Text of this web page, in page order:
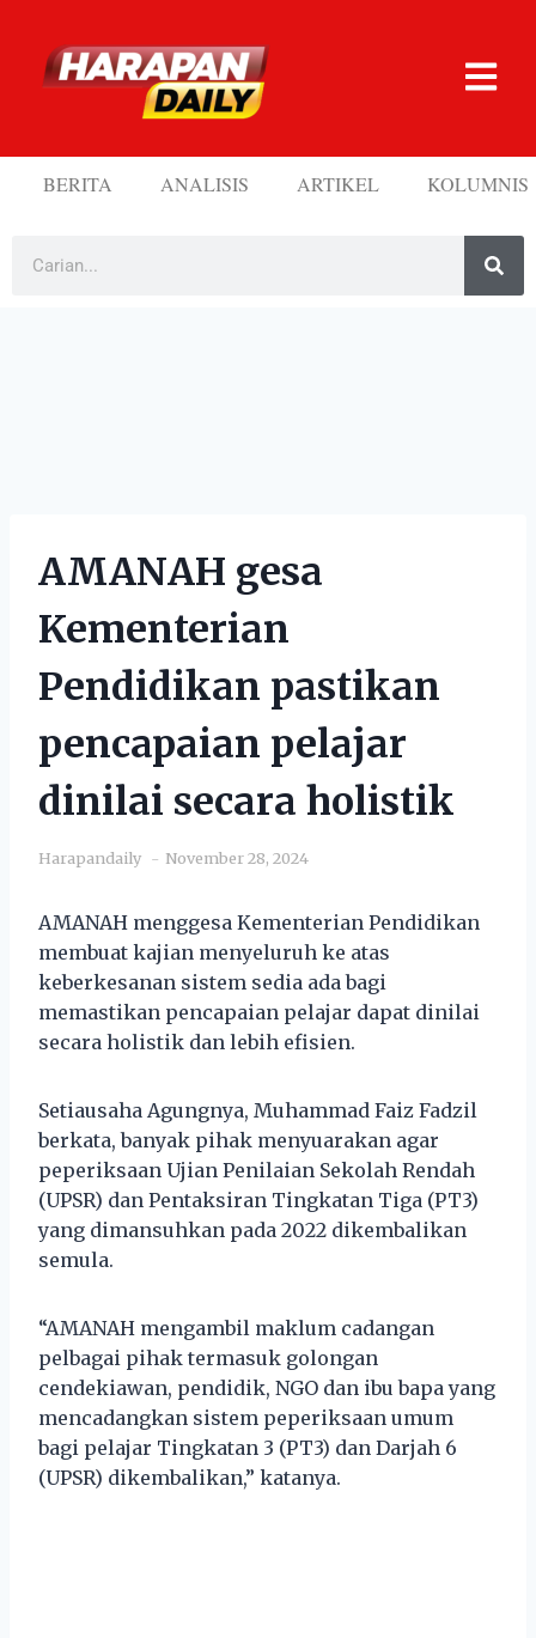
BERITA ANALISIS ARTIKEL KOLUMNIS
AMANAH gesa
Kementerian
Pendidikan pastikan
pencapaian pelajar
dinilai secara holistik
Harapandaily November 28, 2024
AMANAH menggesa Kementerian Pendidikan
membuat kajian menyeluruh ke atas
keberkesanan sistem sedia ada bagi
memastikan pencapaian pelajar dapat dinilai
secara holistik dan lebih efisien.
Setiausaha Agungnya, Muhammad Faiz Fadzil
berkata, banyak pihak menyuarakan agar
peperiksaan Ujian Penilaian Sekolah Rendah
(UPSR) dan Pentaksiran Tingkatan Tiga (PT3)
yang dimansuhkan pada 2022 dikembalikan
semula.
“AMANAH mengambil maklum cadangan
pelbagai pihak termasuk golongan
cendekiawan, pendidik, NGO dan ibu bapa yang
mencadangkan sistem peperiksaan umum
bagi pelajar Tingkatan 3 (PT3) dan Darjah 6
(UPSR) dikembalikan,” katanya.